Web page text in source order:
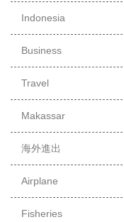
Indonesia
Business
Travel
Makassar
海外進出
Airplane
Fisheries